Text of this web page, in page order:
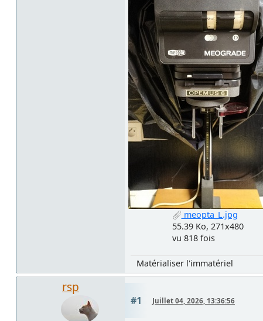
meopta_L.jpg
55.39 Ko, 271x480
vu 818 fois
Matérialiser l'immatériel
rsp
#1 Juillet 04, 2026, 13:36:56